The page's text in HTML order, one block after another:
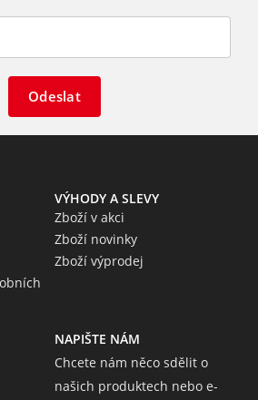
Odeslat
VÝHODY A SLEVY
Zboží v akci
Zboží novinky
Zboží výprodej
NAPIŠTE NÁM
Chcete nám něco sdělit o
našich produktech nebo e-